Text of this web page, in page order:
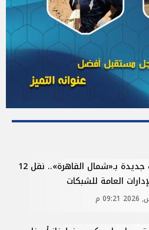
حركة تنقلات جديدة بـ«شمال القاهرة».. نقل 12
العامة للشبكات